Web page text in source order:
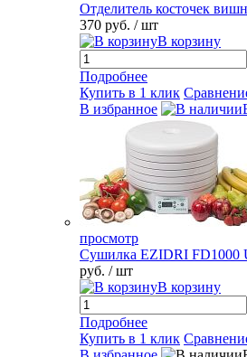
Отделитель косточек
370 руб. / шт
В корзину
Подробнее
Купить в 1 клик
В избранное
просмотр
Сушилка EZIDRI FD1000
руб. / шт
В корзину
Подробнее
Купить в 1 клик